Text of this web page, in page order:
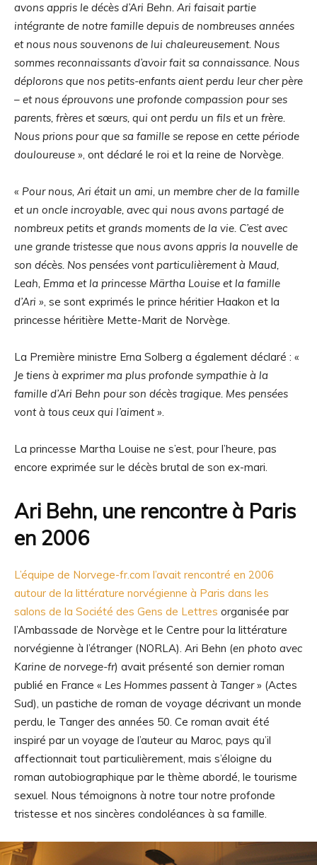
avons appris le décès d’Ari Behn. Ari faisait partie
intégrante de notre famille depuis de nombreuses années
et nous nous souvenons de lui chaleureusement. Nous
sommes reconnaissants d’avoir fait sa connaissance. Nous
déplorons que nos petits-enfants aient perdu leur cher père
– et nous éprouvons une profonde compassion pour ses
parents, frères et sœurs, qui ont perdu un fils et un frère.
Nous prions pour que sa famille se repose en cette période
douloureuse », ont déclaré le roi et la reine de Norvège.
« Pour nous, Ari était un ami, un membre cher de la famille
et un oncle incroyable, avec qui nous avons partagé de
nombreux petits et grands moments de la vie. C’est avec
une grande tristesse que nous avons appris la nouvelle de
son décès. Nos pensées vont particulièrement à Maud,
Leah, Emma et la princesse Märtha Louise et la famille
d’Ari », se sont exprimés le prince héritier Haakon et la
princesse héritière Mette-Marit de Norvège.
La Première ministre Erna Solberg a également déclaré : «
Je tiens à exprimer ma plus profonde sympathie à la
famille d’Ari Behn pour son décès tragique. Mes pensées
vont à tous ceux qui l’aiment ».
La princesse Martha Louise ne s’est, pour l’heure, pas
encore exprimée sur le décès brutal de son ex-mari.
Ari Behn, une rencontre à Paris
en 2006
L’équipe de Norvege-fr.com l’avait rencontré en 2006
autour de la littérature norvégienne à Paris dans les
salons de la Société des Gens de Lettres organisée par
l’Ambassade de Norvège et le Centre pour la littérature
norvégienne à l’étranger (NORLA). Ari Behn (en photo avec
Karine de norvege-fr) avait présenté son dernier roman
publié en France « Les Hommes passent à Tanger» (Actes
Sud), un pastiche de roman de voyage décrivant un monde
perdu, le Tanger des années 50. Ce roman avait été
inspiré par un voyage de l’auteur au Maroc, pays qu’il
affectionnait tout particulièrement, mais s’éloigne du
roman autobiographique par le thème abordé, le tourisme
sexuel. Nous témoignons à notre tour notre profonde
tristesse et nos sincères condoléances à sa famille.